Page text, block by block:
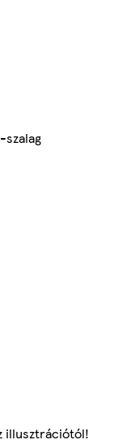
szalag
illusztrációtól!